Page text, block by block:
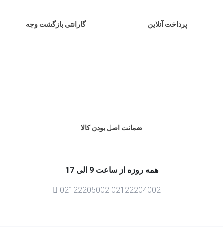
پرداخت آنلاین گارانتی بازگشت وجه
ضمانت اصل بودن کالا
همه روزه از ساعت 9 الی 17
02122205002-02122204002